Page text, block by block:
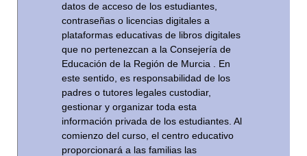
datos de acceso de los estudiantes,
contraseñas o licencias digitales a
plataformas educativas de libros digitales
que no pertenezcan a la Consejería de
Educación de la Región de Murcia . En
este sentido, es responsabilidad de los
padres o tutores legales custodiar,
gestionar y organizar toda esta
información privada de los estudiantes. Al
comienzo del curso, el centro educativo
proporcionará a las familias las